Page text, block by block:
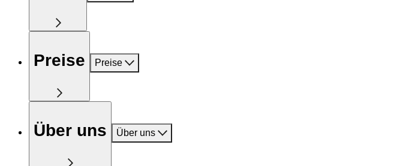
Preise Preise
Über uns Über uns